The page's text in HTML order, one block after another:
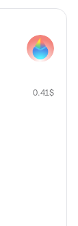
0.41$